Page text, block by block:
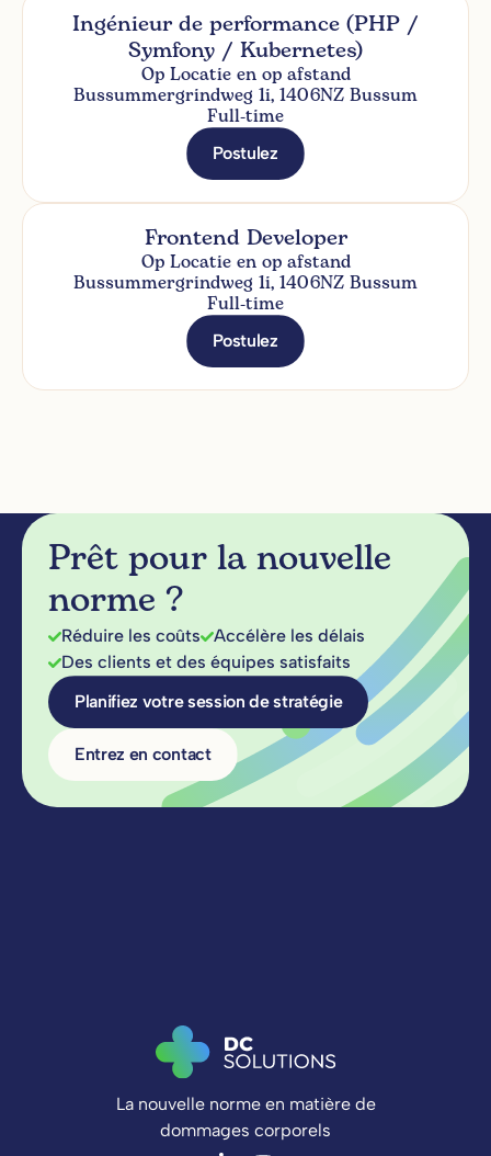
Ingénieur de performance (PHP /
Symfony / Kubernetes)
Op Locatie en op afstand
Bussummergrindweg 1i, 1406NZ Bussum
Full-time
Postulez
Frontend Developer
Op Locatie en op afstand
Bussummergrindweg 1i, 1406NZ Bussum
Full-time
Postulez
Prêt pour la nouvelle
norme ?
Réduire les coûts
Accélère les délais
Des clients et des équipes satisfaits
Planifiez votre session de stratégie
Entrez en contact
La nouvelle norme en matière de
dommages corporels